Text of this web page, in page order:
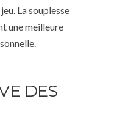
La souplesse
une meilleure
DES